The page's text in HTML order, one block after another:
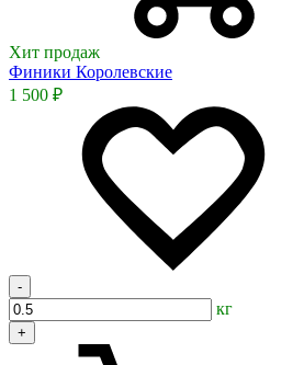
Хит продаж
Финики Королевские
1 500 ₽
-
кг
+